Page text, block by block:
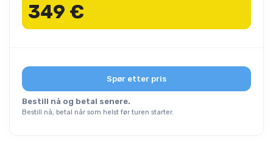
349 €
Spør etter pris
Bestill nå og betal senere.
Bestill nå, betal når som helst før turen starter.